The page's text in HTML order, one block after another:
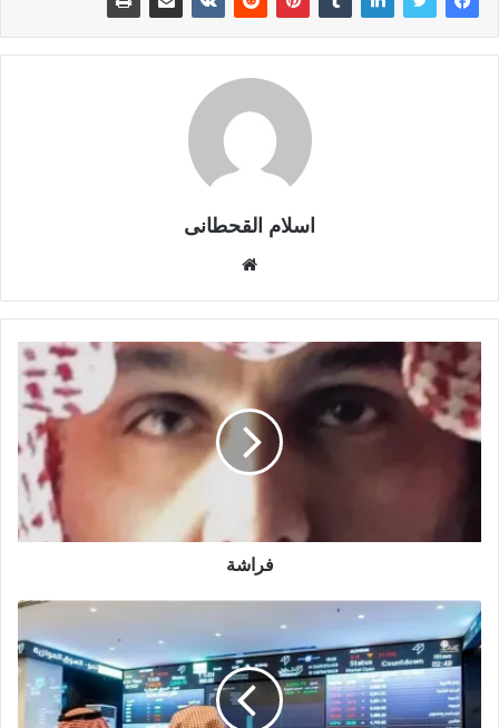
اسلام القحطانى
ق
ع
ل
و
ب
فراشة